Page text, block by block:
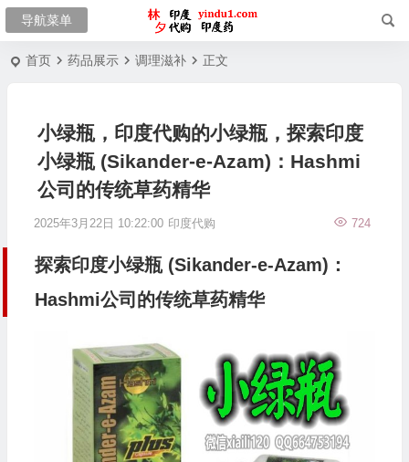
首页 药品展示 调理滋补 正文
小绿瓶，印度代购的小绿瓶，探索印度
小绿瓶 (Sikander-e-Azam)：Hashmi
公司的传统草药精华
2025年3月22日 10:22:00 印度代购 724
探索印度小绿瓶 (Sikander-e-Azam)：
Hashmi公司的传统草药精华